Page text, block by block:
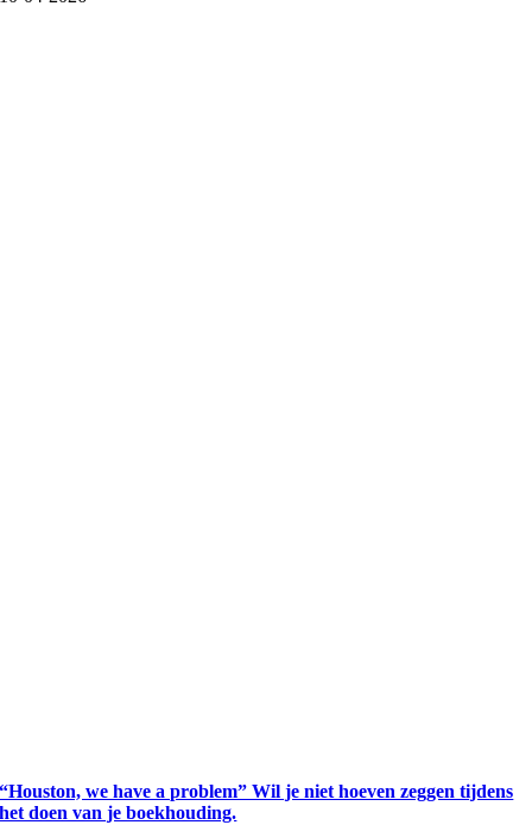
“Houston, we have a problem” Wil je niet hoeven zeggen tijdens
het doen van je boekhouding.